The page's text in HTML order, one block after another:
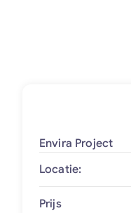
Envira Project
Locatie:
Prijs